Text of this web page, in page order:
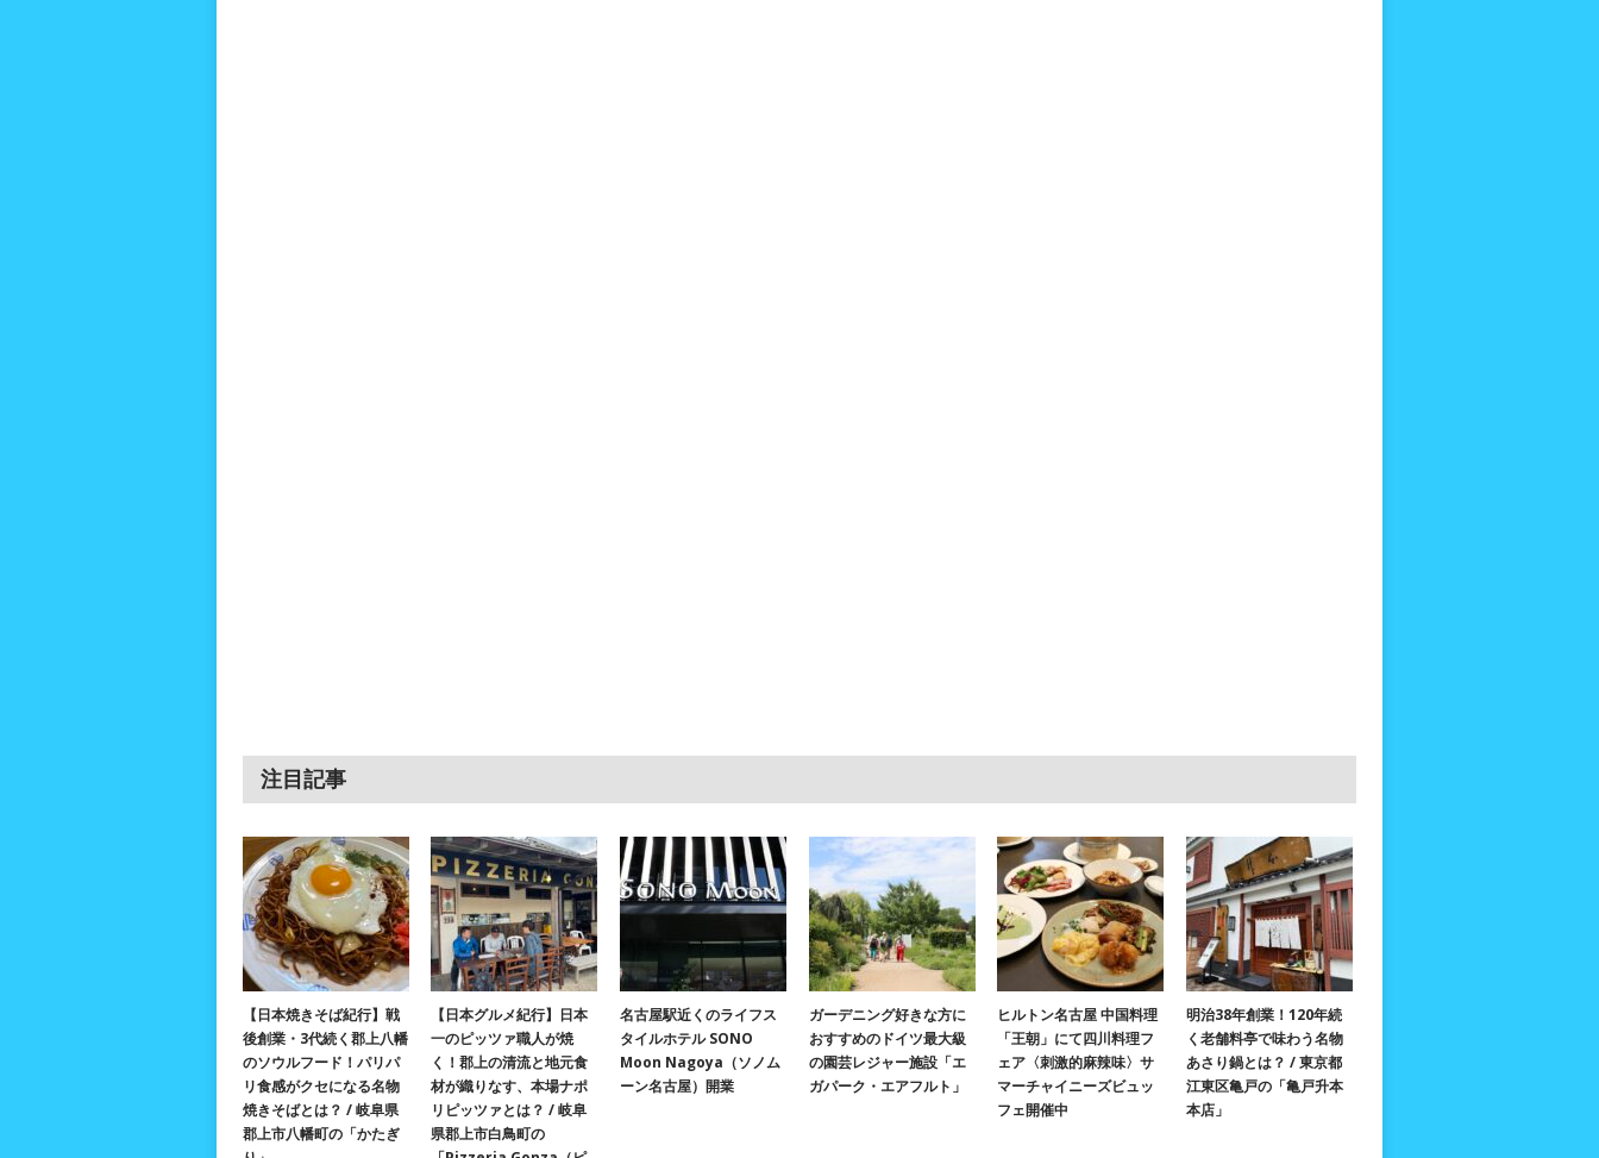
注目記事
【日本焼きそば紀行】戦
後創業・3代続く郡上八幡
のソウルフード！パリパ
リ食感がクセになる名物
焼きそばとは？ / 岐阜県
郡上市八幡町の「かたぎ
【日本グルメ紀行】日本
一のピッツァ職人が焼
く！郡上の清流と地元食
材が織りなす、本場ナポ
リピッツァとは？ / 岐阜
県郡上市白鳥町の
名古屋駅近くのライフス
タイルホテル SONO
Moon Nagoya（ソノム
ーン名古屋）開業
ガーデニング好きな方に
おすすめのドイツ最大級
の園芸レジャー施設「エ
ガパーク・エアフルト」
ヒルトン名古屋 中国料理
「王朝」にて四川料理フ
ェア〈刺激的麻辣味〉サ
マーチャイニーズビュッ
フェ開催中
明治38年創業！120年続
く老舗料亭で味わう名物
あさり鍋とは？ / 東京都
江東区亀戸の「亀戸升本
本店」